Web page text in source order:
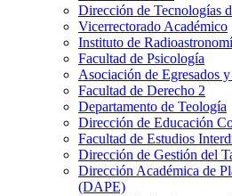
Dirección de Tecnologías
Vicerrectorado Académico
Instituto de
Facultad de Psicología
Asociación de Egresados
Facultad de Derecho 2
Departamento de Teología
Dirección de Educación
Facultad de Estudios
Dirección de Gestión del
Dirección Académica de
(DAPE)